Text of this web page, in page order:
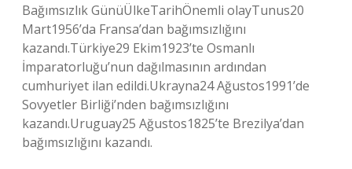
Bağımsızlık GünüÜlkeTarihÖnemli olayTunus20
Mart1956’da Fransa’dan bağımsızlığını
kazandı.Türkiye29 Ekim1923’te Osmanlı
İmparatorluğu’nun dağılmasının ardından
cumhuriyet ilan edildi.Ukrayna24 Ağustos1991’de
Sovyetler Birliği’nden bağımsızlığını
kazandı.Uruguay25 Ağustos1825’te Brezilya’dan
bağımsızlığını kazandı.